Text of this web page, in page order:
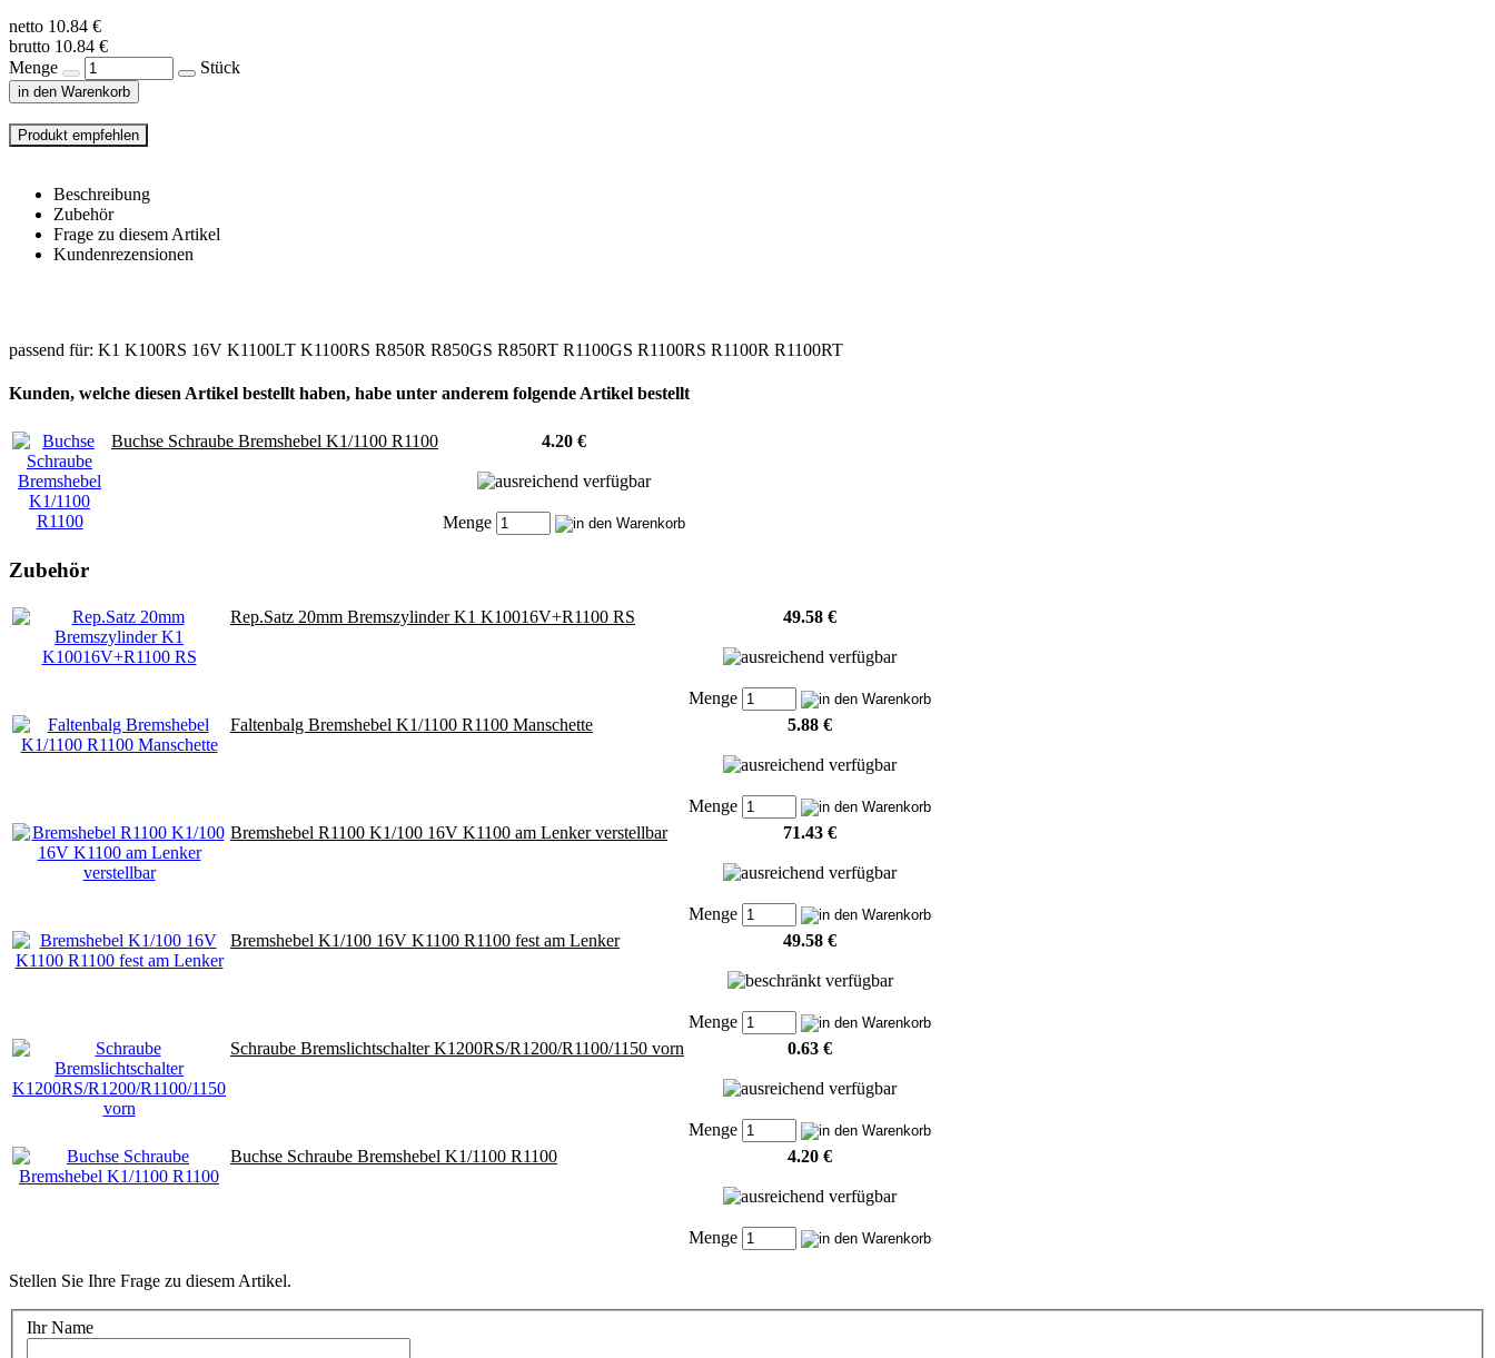
netto 10.84 €
brutto 10.84 €
Menge
Stück
in den Warenkorb
Beschreibung
Zubehör
Frage zu diesem Artikel
Kundenrezensionen
passend für: K1 K100RS 16V K1100LT K1100RS R850R R850GS R850RT R1100GS R1100RS R1100R R1100RT
Kunden, welche diesen Artikel bestellt haben, habe unter anderem folgende Artikel bestellt
Buchse Schraube Bremshebel K1/1100 R1100 4.20 €
Menge
Zubehör
Rep.Satz 20mm Bremszylinder K1 K10016V+R1100 RS 49.58 €
Menge
Faltenbalg Bremshebel K1/1100 R1100 Manschette
5.88 €
Menge
Bremshebel R1100 K1/100 16V K1100 am Lenker verstellbar
71.43 €
Menge
Bremshebel K1/100 16V K1100 R1100 fest am Lenker
49.58 €
Menge
Schraube Bremslichtschalter K1200RS/R1200/R1100/1150 vorn
0.63 €
Menge
Buchse Schraube Bremshebel K1/1100 R1100
4.20 €
Menge
Stellen Sie Ihre Frage zu diesem Artikel.
Ihr Name